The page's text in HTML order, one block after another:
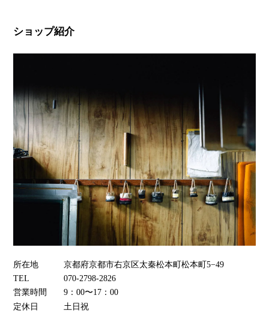
ショップ紹介
所在地
京都府京都市右京区太秦松本町松本町5−49
TEL
070-2798-2826
営業時間
9：00〜17：00
定休日
土日祝